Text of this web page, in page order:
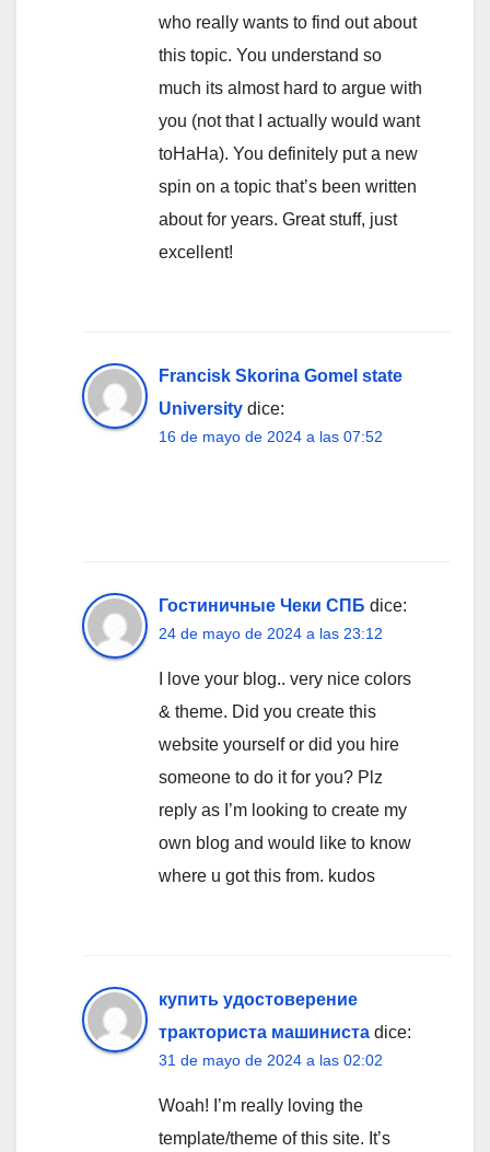
who really wants to find out about
this topic. You understand so
much its almost hard to argue with
you (not that I actually would want
toHaHa). You definitely put a new
spin on a topic that’s been written
about for years. Great stuff, just
excellent!
Francisk Skorina Gomel state
University dice:
16 de mayo de 2024 a las 07:52
Гостиничные Чеки СПБ dice:
24 de mayo de 2024 a las 23:12
I love your blog.. very nice colors
& theme. Did you create this
website yourself or did you hire
someone to do it for you? Plz
reply as I’m looking to create my
own blog and would like to know
where u got this from. kudos
купить удостоверение
тракториста машиниста dice:
31 de mayo de 2024 a las 02:02
Woah! I’m really loving the
template/theme of this site. It’s